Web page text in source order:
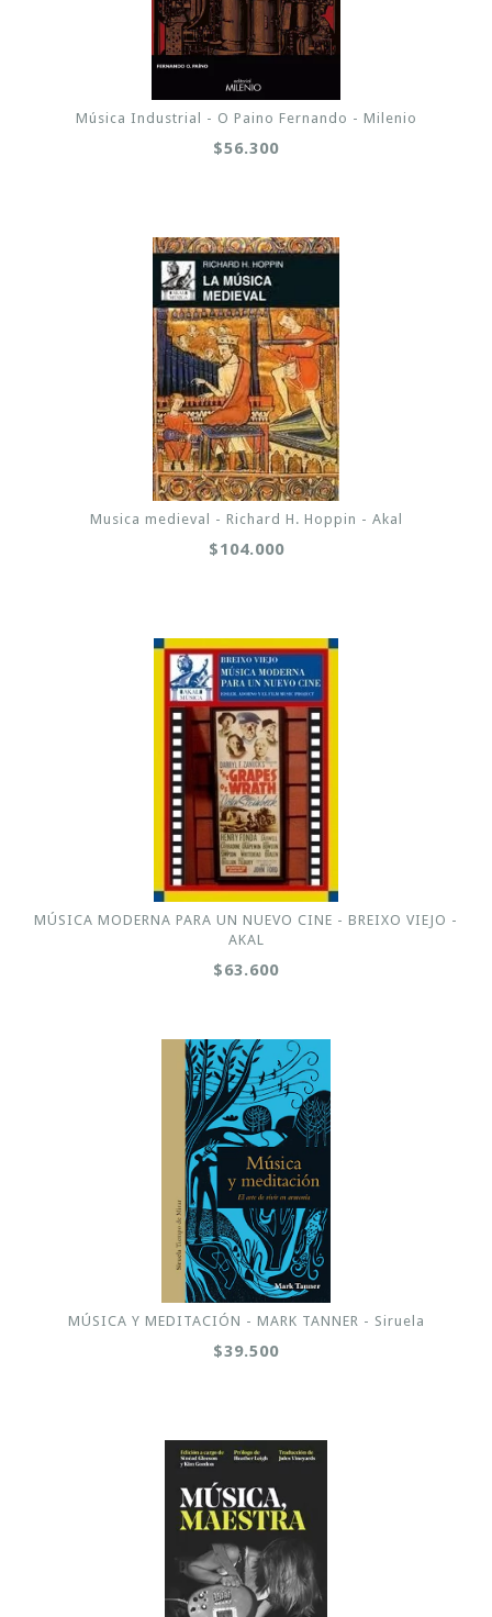
Música Industrial - O Paino Fernando - Milenio
$56.300
Musica medieval - Richard H. Hoppin - Akal
$104.000
MÚSICA MODERNA PARA UN NUEVO CINE - BREIXO VIEJO -
AKAL
$63.600
MÚSICA Y MEDITACIÓN - MARK TANNER - Siruela
$39.500